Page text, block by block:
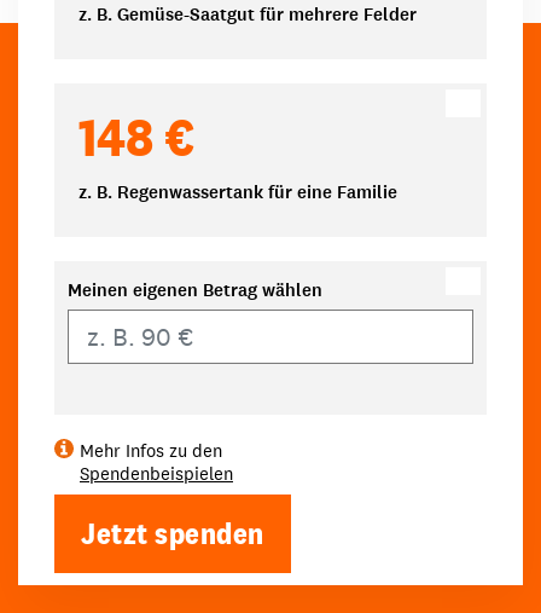
z. B. Gemüse-Saatgut für mehrere Felder
148 €
z. B. Regenwassertank für eine Familie
Meinen eigenen Betrag wählen
Mehr Infos zu den
Spendenbeispielen
Jetzt spenden